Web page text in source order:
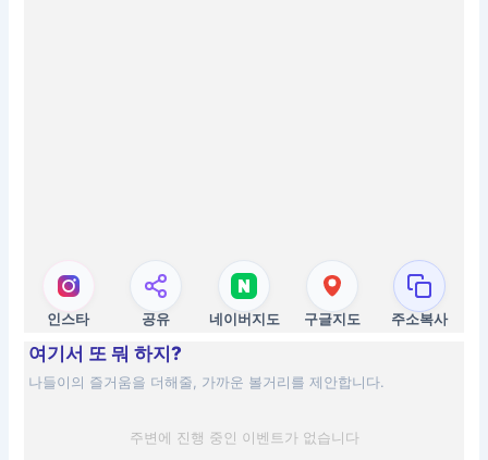
인스타 공유 네이버지도 구글지도 주소복사
여기서 또 뭐 하지?
나들이의 즐거움을 더해줄, 가까운 볼거리를 제안합니다.
주변에 진행 중인 이벤트가 없습니다